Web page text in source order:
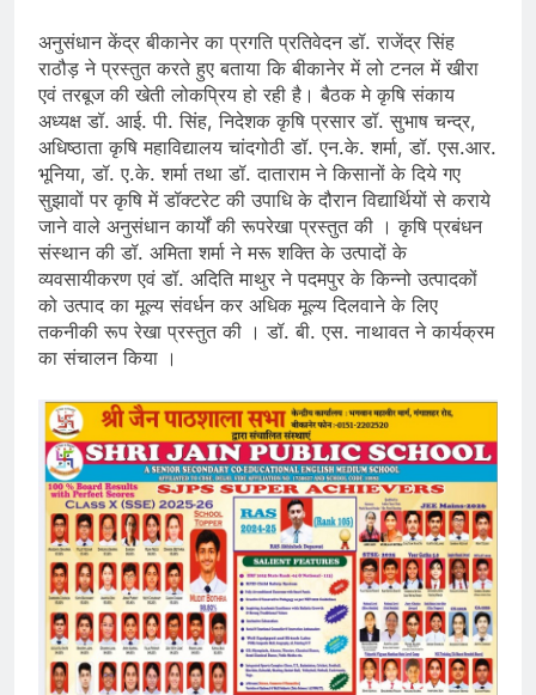
अनुसंधान केंद्र बीकानेर का प्रगति प्रतिवेदन डॉ. राजेंद्र सिंह
राठौड़ ने प्रस्तुत करते हुए बताया कि बीकानेर में लो टनल में खीरा
एवं तरबूज की खेती लोकप्रिय हो रही है। बैठक मे कृषि संकाय
अध्यक्ष डॉ. आई. पी. सिंह, निदेशक कृषि प्रसार डॉ. सुभाष चन्द्र,
अधिष्ठाता कृषि महाविद्यालय चांदगोठी डॉ. एन.के. शर्मा, डॉ. एस.आर.
भूनिया, डॉ. ए.के. शर्मा तथा डॉ. दाताराम ने किसानों के दिये गए
सुझावों पर कृषि में डॉक्टरेट की उपाधि के दौरान विद्यार्थियों से कराये
जाने वाले अनुसंधान कार्यों की रूपरेखा प्रस्तुत की । कृषि प्रबंधन
संस्थान की डॉ. अमिता शर्मा ने मरू शक्ति के उत्पादों के
व्यवसायीकरण एवं डॉ. अदिति माथुर ने पदमपुर के किन्नो उत्पादकों
को उत्पाद का मूल्य संवर्धन कर अधिक मूल्य दिलवाने के लिए
तकनीकी रूप रेखा प्रस्तुत की । डॉ. बी. एस. नाथावत ने कार्यक्रम
का संचालन किया ।